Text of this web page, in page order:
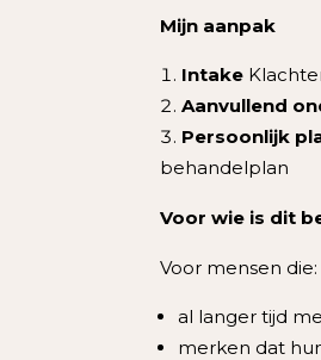
Mijn aanpak
Intake
Aanvullend
Persoonlijk
behandelplan
Voor wie is dit
Voor mensen die:
al langer tijd
merken dat